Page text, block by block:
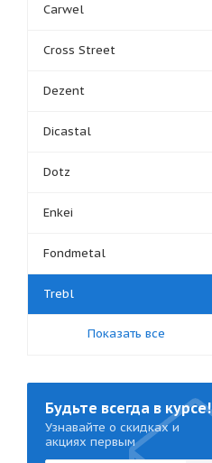
Carwel
Cross Street
Dezent
Dicastal
Dotz
Enkei
Fondmetal
Trebl
Показать все
Будьте всегда в курсе!
Узнавайте о скидках и
акциях первым